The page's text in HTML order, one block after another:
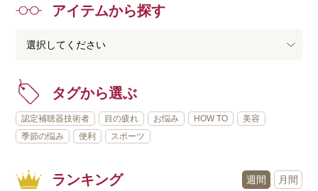
アイテムから探す
タグから選ぶ
認定補聴器技術者 目の疲れ お悩み HOW TO
美容
季節の悩み
便利 スポーツ
ランキング 週間 月間